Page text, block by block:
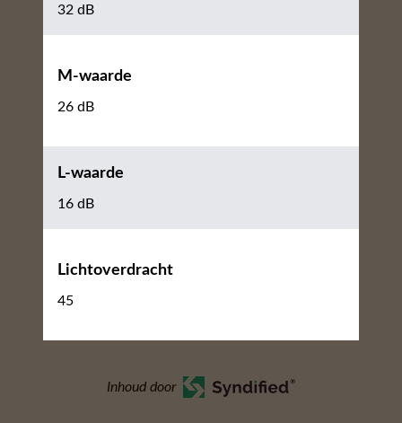
32 dB
M-waarde
26 dB
L-waarde
16 dB
Lichtoverdracht
45
Inhoud door